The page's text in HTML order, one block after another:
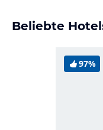
Beliebte
97%